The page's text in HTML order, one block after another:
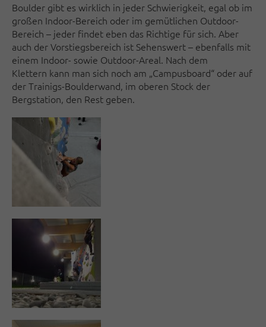
Boulder gibt es wirklich in jeder Schwierigkeit, egal ob im
großen Indoor-Bereich oder im gemütlichen Outdoor-
Bereich – jeder findet eben das Richtige für sich. Aber
auch der Vorstiegsbereich ist Sehenswert – ebenfalls mit
einem Indoor- sowie Outdoor-Areal. Nach dem
Klettern kann man sich noch am „Campusboard“ oder auf
der Trainigs-Boulderwand, im oberen Stock der
Bergstation, den Rest geben.